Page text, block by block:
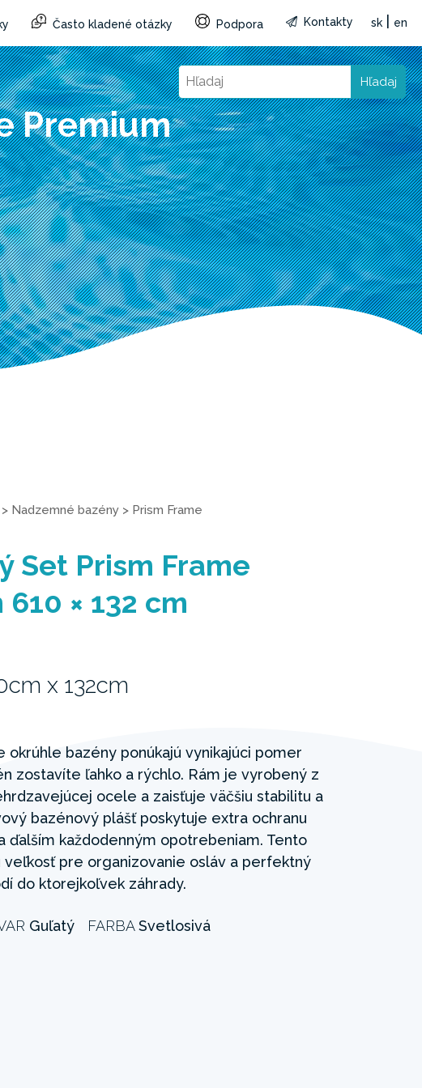
Často kladené otázky Podpora Kontakty sk en
Hľadaj
Premium
> Nadzemné bazény > Prism Frame
Set Prism Frame
× 132 cm
x 132cm
okrúhle bazény ponúkajú vynikajúci pomer
zostavíte ľahko a rýchlo. Rám je vyrobený z
ocele a zaisťuje väčšiu stabilitu a
bazénový plášť poskytuje extra ochranu
ďalším každodenným opotrebeniam. Tento
veľkosť pre organizovanie osláv a perfektný
do ktorejkoľvek záhrady.
Guľatý FARBASvetlosivá